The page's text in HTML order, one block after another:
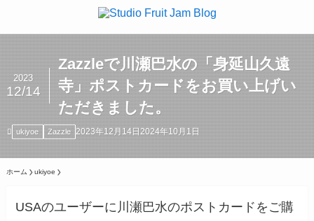
Zazzleで川瀬巴水の「身延山久遠
寺」ポストカードをお買い上げい
ただきました。
2023
12/14
ukiyoe Zazzle 2023年12月14日2024年10月1日
ホーム ukiyoe
USAのユーザーに川瀬巴水のポストカードをご購